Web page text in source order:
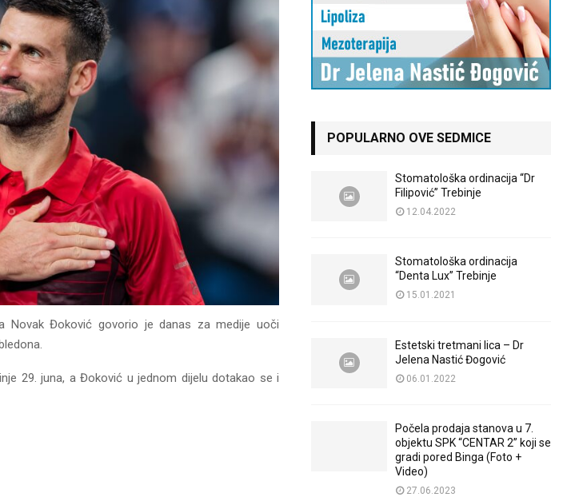
Novak Đoković govorio je danas za medije uoči
29. juna, a Đoković u jednom dijelu dotakao se i
POPULARNO OVE SEDMICE
Stomatološka ordinacija “Dr
Filipović” Trebinje
12.04.2022
Stomatološka ordinacija
“Denta Lux” Trebinje
15.01.2021
Estetski tretmani lica – Dr
Jelena Nastić Đogović
06.01.2022
Počela prodaja stanova u 7.
objektu SPK “CENTAR 2” koji se
gradi pored Binga (Foto +
Video)
27.06.2023